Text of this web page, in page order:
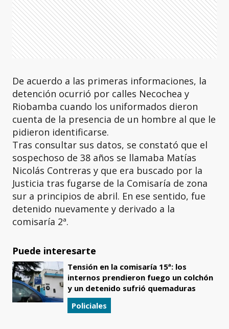
De acuerdo a las primeras informaciones, la
detención ocurrió por calles Necochea y
Riobamba cuando los uniformados dieron
cuenta de la presencia de un hombre al que le
pidieron identificarse.
Tras consultar sus datos, se constató que el
sospechoso de 38 años se llamaba Matías
Nicolás Contreras y que era buscado por la
Justicia tras fugarse de la Comisaría de zona
sur a principios de abril. En ese sentido, fue
detenido nuevamente y derivado a la
comisaría 2ª.
Puede interesarte
Tensión en la comisaría 15ª: los
internos prendieron fuego un colchón
y un detenido sufrió quemaduras
Policiales